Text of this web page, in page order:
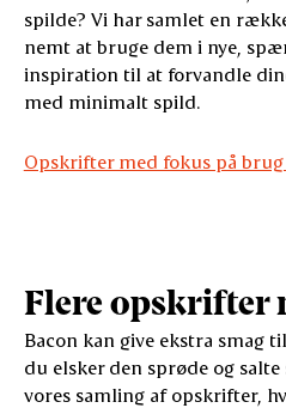
spilde? Vi har samlet en
nemt at bruge dem i nye,
inspiration til at forvandle
med minimalt spild.
Opskrifter med fokus på
Flere opskrifter
Bacon kan give ekstra smag
du elsker den sprøde og
vores samling af opskrifter,